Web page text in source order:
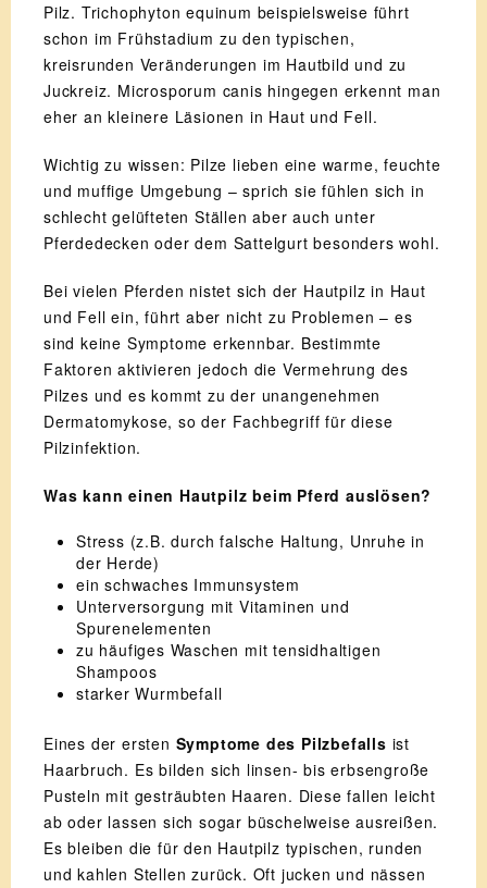
Pilz. Trichophyton equinum beispielsweise führt
schon im Frühstadium zu den typischen,
kreisrunden Veränderungen im Hautbild und zu
Juckreiz. Microsporum canis hingegen erkennt man
eher an kleinere Läsionen in Haut und Fell.
Wichtig zu wissen: Pilze lieben eine warme, feuchte
und muffige Umgebung – sprich sie fühlen sich in
schlecht gelüfteten Ställen aber auch unter
Pferdedecken oder dem Sattelgurt besonders wohl.
Bei vielen Pferden nistet sich der Hautpilz in Haut
und Fell ein, führt aber nicht zu Problemen – es
sind keine Symptome erkennbar. Bestimmte
Faktoren aktivieren jedoch die Vermehrung des
Pilzes und es kommt zu der unangenehmen
Dermatomykose, so der Fachbegriff für diese
Pilzinfektion.
Was kann einen Hautpilz beim Pferd auslösen?
Stress (z.B. durch falsche Haltung, Unruhe in
der Herde)
ein schwaches Immunsystem
Unterversorgung mit Vitaminen und
Spurenelementen
zu häufiges Waschen mit tensidhaltigen
Shampoos
starker Wurmbefall
Eines der ersten Symptome des Pilzbefalls ist
Haarbruch. Es bilden sich linsen- bis erbsengroße
Pusteln mit gesträubten Haaren. Diese fallen leicht
ab oder lassen sich sogar büschelweise ausreißen.
Es bleiben die für den Hautpilz typischen, runden
und kahlen Stellen zurück. Oft jucken und nässen